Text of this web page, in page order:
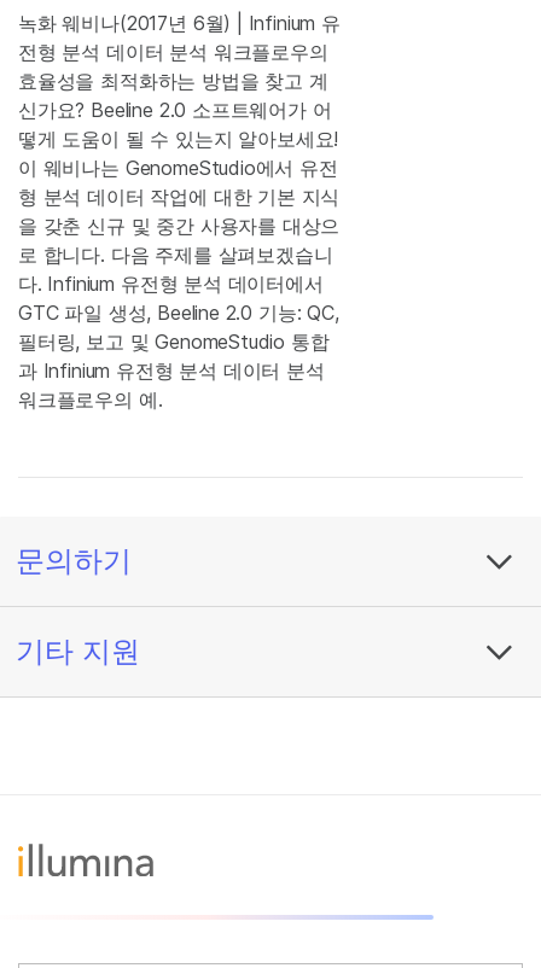
녹화 웨비나(2017년 6월) | Infinium 유
전형 분석 데이터 분석 워크플로우의
효율성을 최적화하는 방법을 찾고 계
신가요? Beeline 2.0 소프트웨어가 어
떻게 도움이 될 수 있는지 알아보세요!
이 웨비나는 GenomeStudio에서 유전
형 분석 데이터 작업에 대한 기본 지식
을 갖춘 신규 및 중간 사용자를 대상으
로 합니다. 다음 주제를 살펴보겠습니
다. Infinium 유전형 분석 데이터에서
GTC 파일 생성, Beeline 2.0 기능: QC,
필터링, 보고 및 GenomeStudio 통합
과 Infinium 유전형 분석 데이터 분석
워크플로우의 예.
문의하기
기타 지원